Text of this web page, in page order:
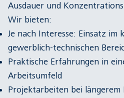
Ausdauer und
Wir bieten:
Je nach Interesse: Einsatz im
gewerblich-technischen
Praktische Erfahrungen in
Arbeitsumfeld
Projektarbeiten bei längerem